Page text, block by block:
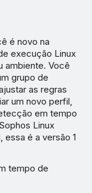
é novo na
execução Linux
ambiente. Você
grupo de
as regras
um novo perfil,
em tempo
Linux
essa é a versão 1
tempo de